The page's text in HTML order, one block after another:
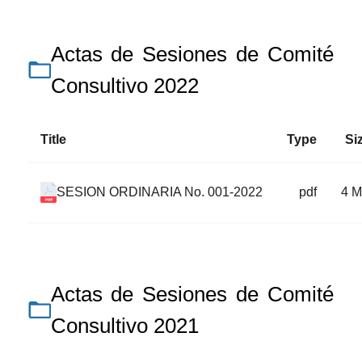
Actas de Sesiones de Comité
Consultivo 2022
Title Type
SESION ORDINARIA No. 001-2022 pdf 4
Actas de Sesiones de Comité
Consultivo 2021